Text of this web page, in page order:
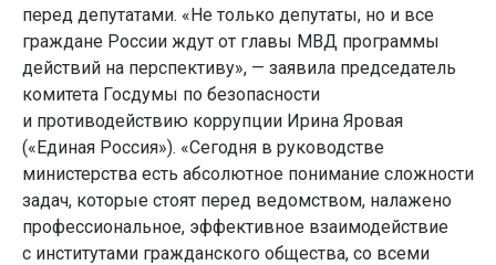
перед депутатами. «Не только депутаты, но и все
граждане России ждут от главы МВД программы
действий на перспективу», — заявила председатель
комитета Госдумы по безопасности
и противодействию коррупции Ирина Яровая
(«Единая Россия»). «Сегодня в руководстве
министерства есть абсолютное понимание сложности
задач, которые стоят перед ведомством, налажено
профессиональное, эффективное взаимодействие
с институтами гражданского общества, со всеми